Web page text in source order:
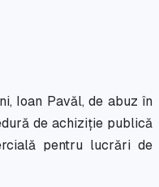
Ioan Pavăl, de abuz în
de achiziție publică
pentru lucrări de